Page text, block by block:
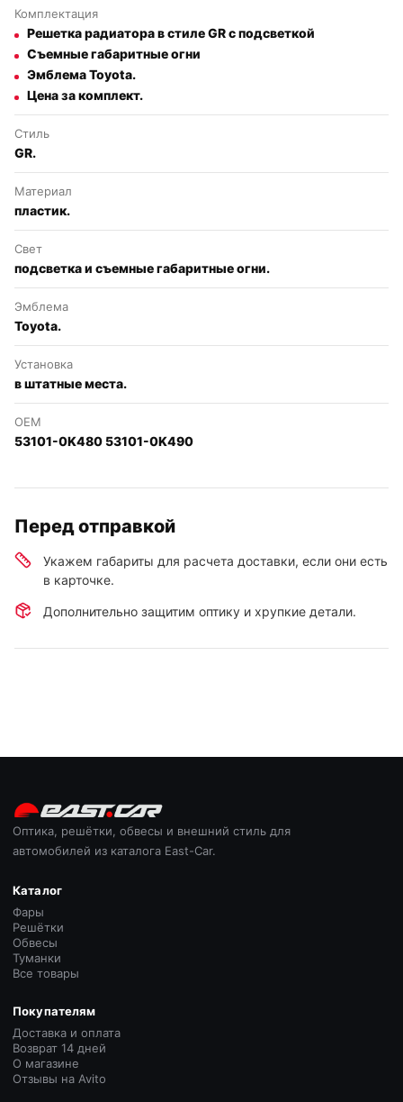
Комплектация
Решетка радиатора в стиле GR с подсветкой
Съемные габаритные огни
Эмблема Toyota.
Цена за комплект.
Стиль
GR.
Материал
пластик.
Свет
подсветка и съемные габаритные огни.
Эмблема
Toyota.
Установка
в штатные места.
OEM
53101-0K480 53101-0K490
Перед отправкой
Укажем габариты для расчета доставки, если они есть
в карточке.
Дополнительно защитим оптику и хрупкие детали.
Оптика, решётки, обвесы и внешний стиль для
автомобилей из каталога East-Car.
Каталог
Фары
Решётки
Обвесы
Туманки
Все товары
Покупателям
Доставка и оплата
Возврат 14 дней
О магазине
Отзывы на Avito